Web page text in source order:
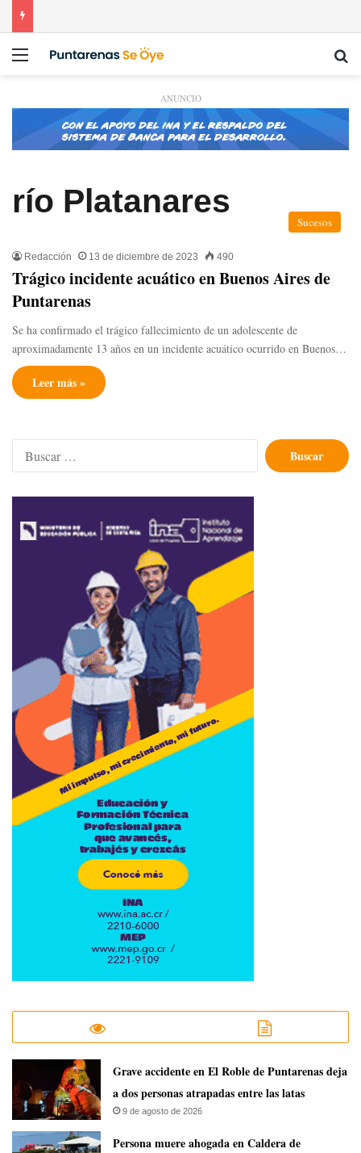
Menú
ANUNCIO
río Platanares
Sucesos
Redacción 13 de diciembre de 2023 490
Trágico incidente acuático en Buenos Aires de
Puntarenas
Se ha confirmado el trágico fallecimiento de un adolescente de
aproximadamente 13 años en un incidente acuático ocurrido en Buenos…
Leer más »
Buscar:
Grave accidente en El Roble de Puntarenas deja
a dos personas atrapadas entre las latas
9 de agosto de 2026
Persona muere ahogada en Caldera de